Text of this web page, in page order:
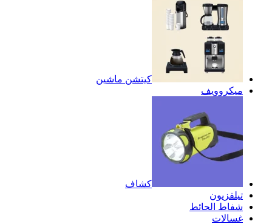
كيتشن ماشين
ميكروويف
كشاف
تيلفزيون
شفاط الحائط
غسالات